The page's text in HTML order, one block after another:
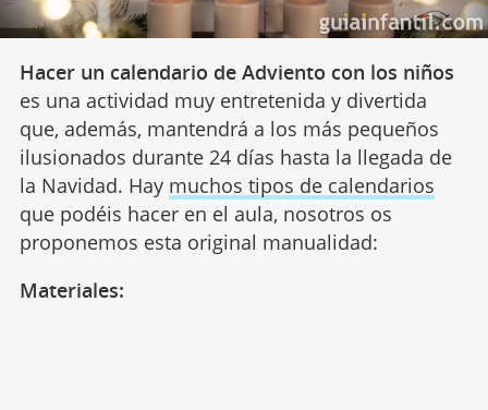
Hacer un calendario de Adviento con los niños
es una actividad muy entretenida y divertida
que, además, mantendrá a los más pequeños
ilusionados durante 24 días hasta la llegada de
la Navidad. Hay muchos tipos de calendarios
que podéis hacer en el aula, nosotros os
proponemos esta original manualidad:
Materiales: